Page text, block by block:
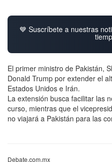
💙 Suscríbete a nuestras
El primer ministro de Pakistán,
Donald Trump por extender el
Estados Unidos e Irán.
La extensión busca facilitar las
curso, mientras que el
no viajará a Pakistán para las
Debate.com.mx